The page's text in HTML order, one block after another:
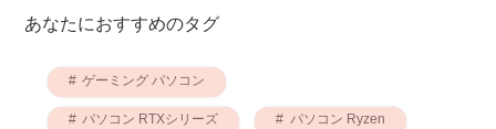
あなたにおすすめのタグ
ゲーミング パソコン
パソコン RTXシリーズ パソコン Ryzen